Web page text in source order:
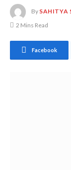
By SAHITYA
2 Mins Read
Facebook